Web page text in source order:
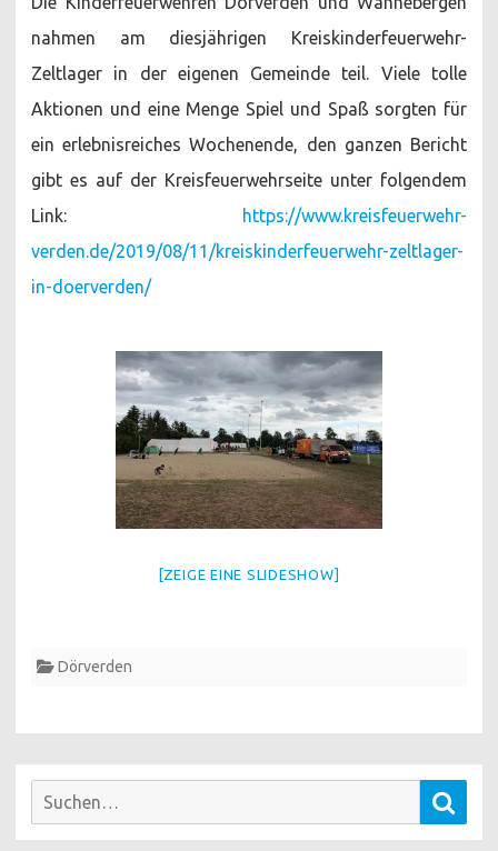
Dörverden
nahmen am diesjährigen Kreiskinderfeuerwehr-
Zeltlager in der eigenen Gemeinde teil. Viele tolle
Aktionen und eine Menge Spiel und Spaß sorgten für
ein erlebnisreiches Wochenende, den ganzen Bericht
gibt es auf der Kreisfeuerwehrseite unter folgendem
Link:
https://www.kreisfeuerwehr-
verden.de/2019/08/11/kreiskinderfeuerwehr-zeltlager-
in-doerverden/
[ZEIGE EINE SLIDESHOW]
Dörverden
Suchen